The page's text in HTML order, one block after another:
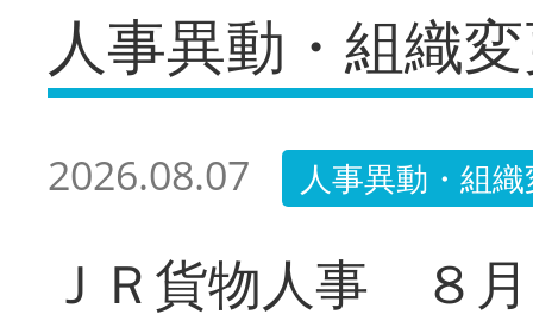
人事異動・組織
2026.08.07 人事異動・組
ＪＲ貨物人事 ８